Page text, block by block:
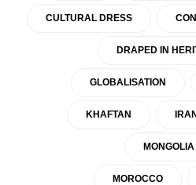
CULTURAL DRESS
DRAPED IN
GLOBALISATION
KHAFTAN
MONGOLIA
MOROCCO